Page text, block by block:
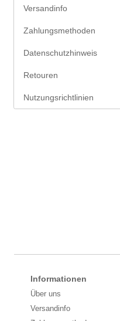
Versandinfo
Zahlungsmethoden
Datenschutzhinweis
Retouren
Nutzungsrichtlinien
Informationen
Über uns
Versandinfo